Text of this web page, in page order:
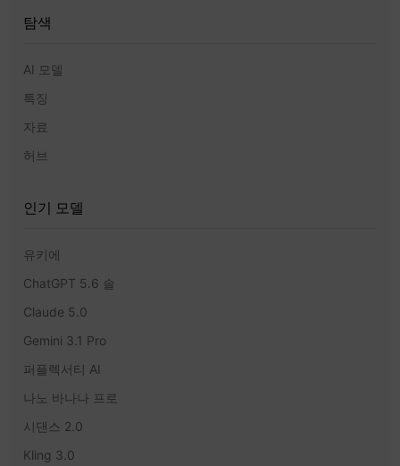
탐색
AI 모델
특징
자료
허브
인기 모델
유키에
ChatGPT 5.6 솔
Claude 5.0
Gemini 3.1 Pro
퍼플렉서티 AI
나노 바나나 프로
시댄스 2.0
Kling 3.0